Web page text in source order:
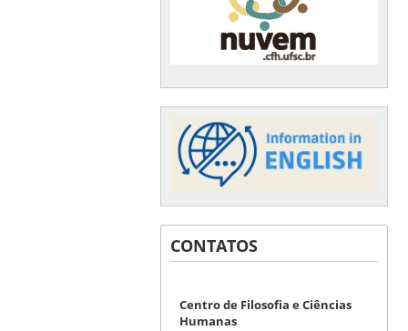
CONTATOS
Centro de Filosofia e Ciências
Humanas